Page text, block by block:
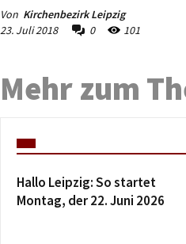
Von Kirchenbezirk Leipzig
23. Juli 2018
0 101
Mehr zum
Hallo Leipzig: So startet
Montag, der 22. Juni 2026